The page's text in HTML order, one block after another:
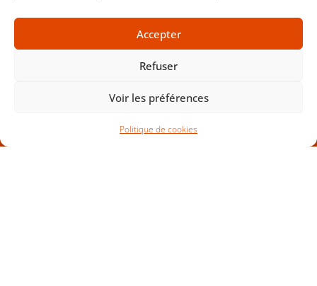
Accepter
Refuser
Voir les préférences
Politique de cookies